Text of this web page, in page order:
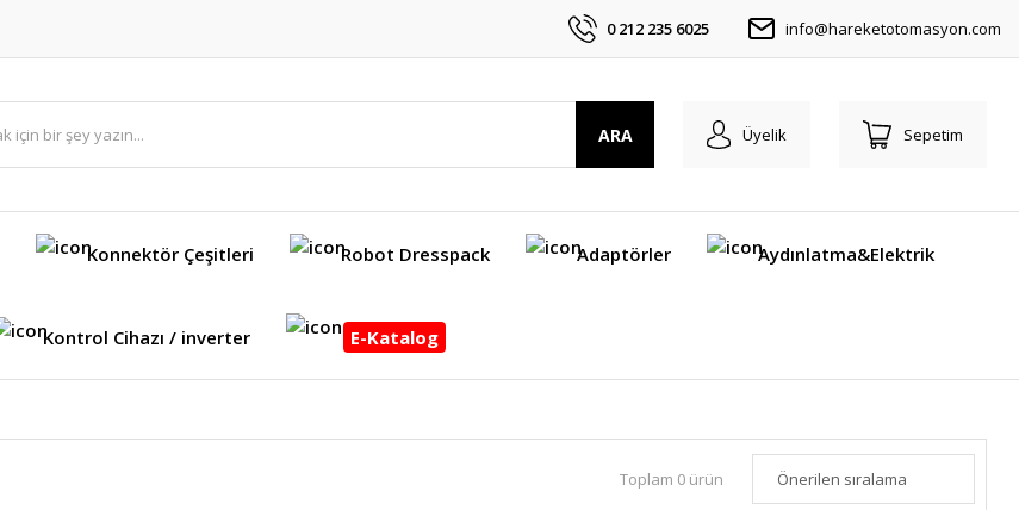
0 212 235 6025 info@hareketotomasyon.com
ARA Üyelik Sepetim
Konnektör Çeşitleri Robot Dresspack Adaptörler Aydınlatma&Elektrik
Kontrol Cihazı / inverter E-Katalog
Toplam 0 ürün